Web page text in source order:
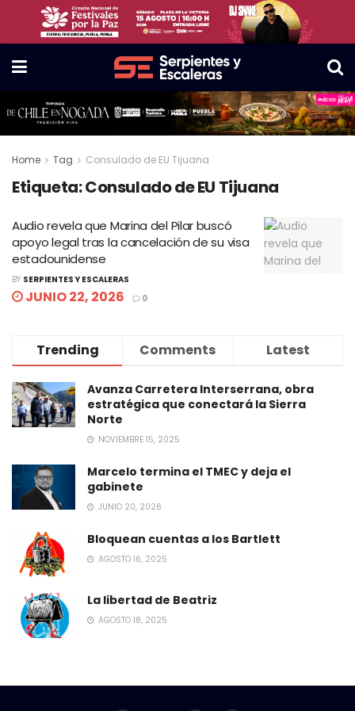
Home Tag Consulado de EU Tijuana
Etiqueta:Consulado de EU Tijuana
Audio revela que Marina del Pilar buscó
apoyo legal tras la cancelación de su visa
estadounidense
BY SERPIENTES Y ESCALERAS
JUNIO 22, 2026 0
Trending Comments Latest
Avanza Carretera Interserrana, obra
estratégica que conectará la Sierra
Norte
NOVIEMBRE 15, 2025
Marcelo termina el TMEC y deja el
gabinete
JUNIO 20, 2026
Bloquean cuentas a los Bartlett
AGOSTO 16, 2025
La libertad de Beatriz
AGOSTO 18, 2025